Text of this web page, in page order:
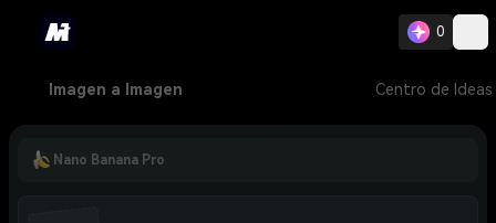
0
Imagen a Imagen Centro de Ideas
Nano Banana Pro